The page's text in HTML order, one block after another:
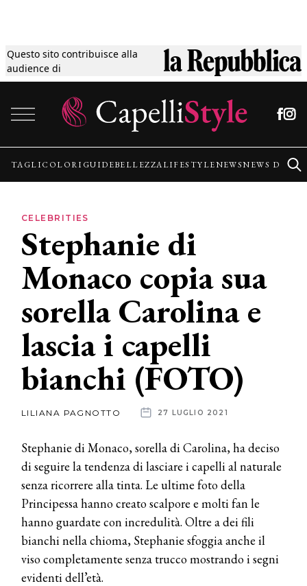
Questo sito contribuisce alla
audience di
Tagli
Colori
Guide
Lifestyle
News
News
dalle
aziende
TAGLICOLORI GUIDEBELLEZZALIFESTYLENEWSNEWS
CELEBRITIES
Stephanie di
Monaco copia sua
sorella Carolina e
lascia i capelli
bianchi (FOTO)
LILIANA PAGNOTTO 27 LUGLIO 2021
Stephanie di Monaco, sorella di Carolina, ha deciso
di seguire la tendenza di lasciare i capelli al naturale
senza ricorrere alla tinta. Le ultime foto della
Principessa hanno creato scalpore e molti fan le
hanno guardate con incredulità. Oltre a dei fili
bianchi nella chioma, Stephanie sfoggia anche il
viso completamente senza trucco mostrando i segni
evidenti dell’età.